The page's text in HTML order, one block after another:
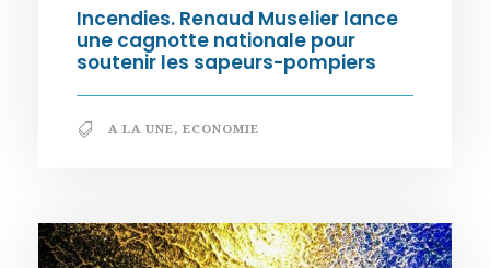
Incendies. Renaud Muselier lance
une cagnotte nationale pour
soutenir les sapeurs-pompiers
A LA UNE, ECONOMIE